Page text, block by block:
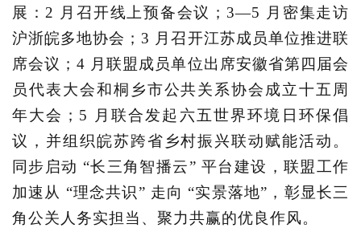
展：2 月召开线上预备会议；3—5 月密集走访
沪浙皖多地协会；3 月召开江苏成员单位推进联
席会议；4 月联盟成员单位出席安徽省第四届会
员代表大会和桐乡市公共关系协会成立十五周
年大会；5 月联合发起六五世界环境日环保倡
议，并组织皖苏跨省乡村振兴联动赋能活动。
同步启动 “长三角智播云” 平台建设，联盟工作
加速从 “理念共识” 走向 “实景落地”，彰显长三
角公关人务实担当、聚力共赢的优良作风。